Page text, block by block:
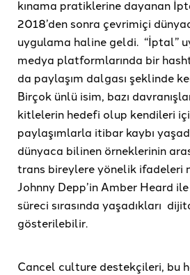
kınama pratiklerine dayanan
2018’den sonra çevrimiçi
uygulama haline geldi. “İptal”
medya platformlarında bir
da paylaşım dalgası şeklinde
Birçok ünlü isim, bazı
kitlelerin hedefi olup kendileri
paylaşımlarla itibar kaybı
dünyaca bilinen örneklerinin
trans bireylere yönelik ifadeleri
Johnny Depp’in Amber Heard ile
süreci sırasında yaşadıkları
gösterilebilir.
Cancel culture destekçileri, bu